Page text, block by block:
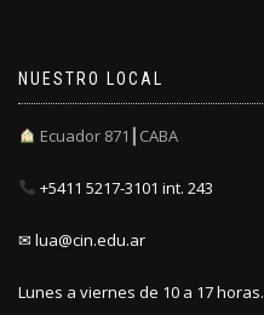
NUESTRO LOCAL
Ecuador 871┃CABA
+5411 5217-3101 int. 243
✉ lua@cin.edu.ar
Lunes a viernes de 10 a 17 horas.